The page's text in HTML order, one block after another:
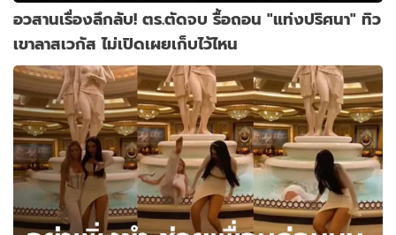
อวสานเรื่องลึกลับ! ตร.ตัดจบ รื้อถอน "แท่งปริศนา" ทิว
เขาลาสเวกัส ไม่เปิดเผยเก็บไว้ไหน